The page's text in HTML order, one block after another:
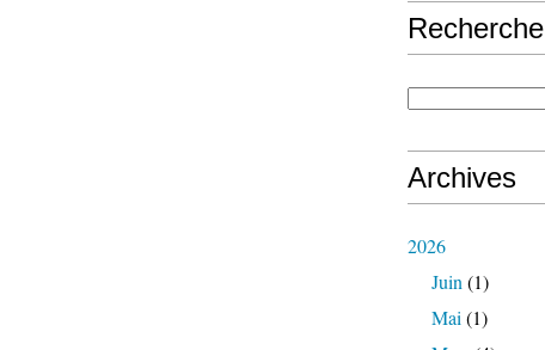
Recherche
Archives
2026
Juin (1)
Mai (1)